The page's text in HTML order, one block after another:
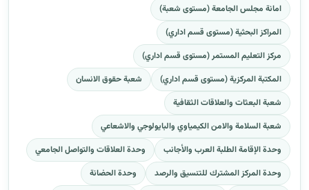
امانة مجلس الجامعة (مستوى شعبة)
المراكز البحثية (مستوى قسم اداري)
مركز التعليم المستمر (مستوى قسم اداري)
المكتبة المركزية (مستوى قسم اداري)
شعبة حقوق الانسان
شعبة البعثات والعلاقات الثقافية
شعبة السلامة والامن الكيمياوي والبايولوجي والاشعاعي
وحدة الإقامة الطلبة العرب والأجانب
وحدة العلاقات والتواصل الجامعي
وحدة المركز المشترك للتنسيق والرصد
وحدة الحضانة